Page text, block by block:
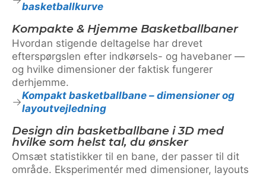
basketballkurve
Kompakte & Hjemme Basketballbaner
Hvordan stigende deltagelse har drevet
efterspørgslen efter indkørsels- og havebaner —
og hvilke dimensioner der faktisk fungerer
derhjemme.
Kompakt basketballbane – dimensioner og
layoutvejledning
Design din basketballbane i 3D med
hvilke som helst tal, du ønsker
Omsæt statistikker til en bane, der passer til dit
område. Eksperimentér med dimensioner, layouts